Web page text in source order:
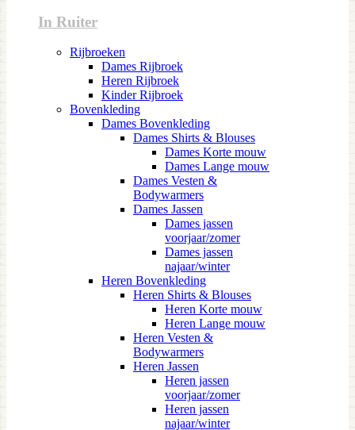
In Ruiter
Rijbroeken
Dames Rijbroek
Heren Rijbroek
Kinder Rijbroek
Bovenkleding
Dames Bovenkleding
Dames Shirts & Blouses
Dames Korte mouw
Dames Lange mouw
Dames Vesten &
Bodywarmers
Dames Jassen
Dames jassen
voorjaar/zomer
Dames jassen
najaar/winter
Heren Bovenkleding
Heren Shirts & Blouses
Heren Korte mouw
Heren Lange mouw
Heren Vesten &
Bodywarmers
Heren Jassen
Heren jassen
voorjaar/zomer
Heren jassen
najaar/winter